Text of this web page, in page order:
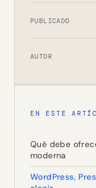
PUBLICADO
AUTOR
EN ESTE
Qué debe
moderna
WordPress,